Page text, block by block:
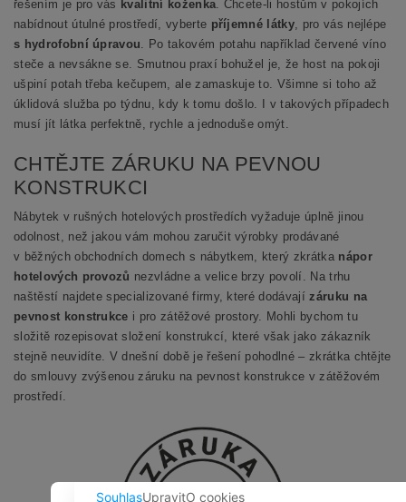
řešením je pro vás kvalitní koženka. Chcete-li hostům v pokojích
nabídnout útulné prostředí, vyberte příjemné látky, pro vás nejlépe
s hydrofobní úpravou. Po takovém potahu například červené víno
steče a nevsákne se. Smutnou praxí bohužel je, že host na pokoji
ušpiní potah třeba kečupem, ale zamaskuje to. Všimne si toho až
úklidová služba po týdnu, kdy k tomu došlo. I v takových případech
musí jít látka perfektně, rychle a jednoduše omýt.
CHTĚJTE ZÁRUKU NA PEVNOU
KONSTRUKCI
Nábytek v rušných hotelových prostředích vyžaduje úplně jinou
odolnost, než jakou vám mohou zaručit výrobky prodávané
v běžných obchodních domech s nábytkem, který zkrátka nápor
hotelových provozů nezvládne a velice brzy povolí. Na trhu
naštěstí najdete specializované firmy, které dodávajízáruku na
pevnost konstrukce i pro zátěžové prostory. Mohli bychom tu
složitě rozepisovat složení konstrukcí, které však jako zákazník
stejně neuvidíte. V dnešní době je řešení pohodlné – zkrátka chtějte
do smlouvy zvýšenou záruku na pevnost konstrukce v zátěžovém
prostředí.